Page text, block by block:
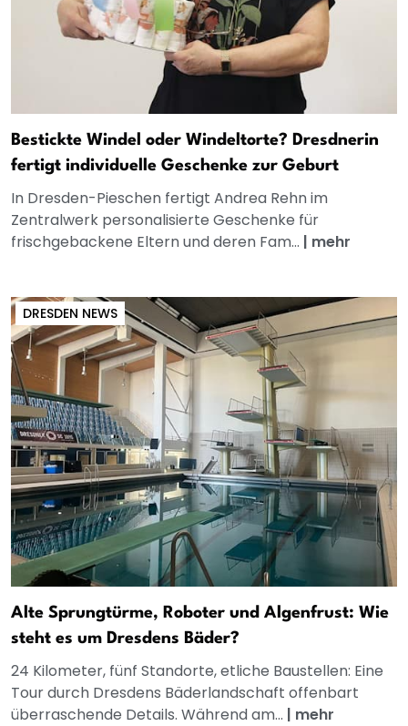
Bestickte Windel oder Windeltorte? Dresdnerin
fertigt individuelle Geschenke zur Geburt
In Dresden-Pieschen fertigt Andrea Rehn im
Zentralwerk personalisierte Geschenke für
frischgebackene Eltern und deren Fam... | mehr
DRESDEN NEWS
Alte Sprungtürme, Roboter und Algenfrust: Wie
steht es um Dresdens Bäder?
24 Kilometer, fünf Standorte, etliche Baustellen: Eine
Tour durch Dresdens Bäderlandschaft offenbart
überraschende Details. Während am... | mehr